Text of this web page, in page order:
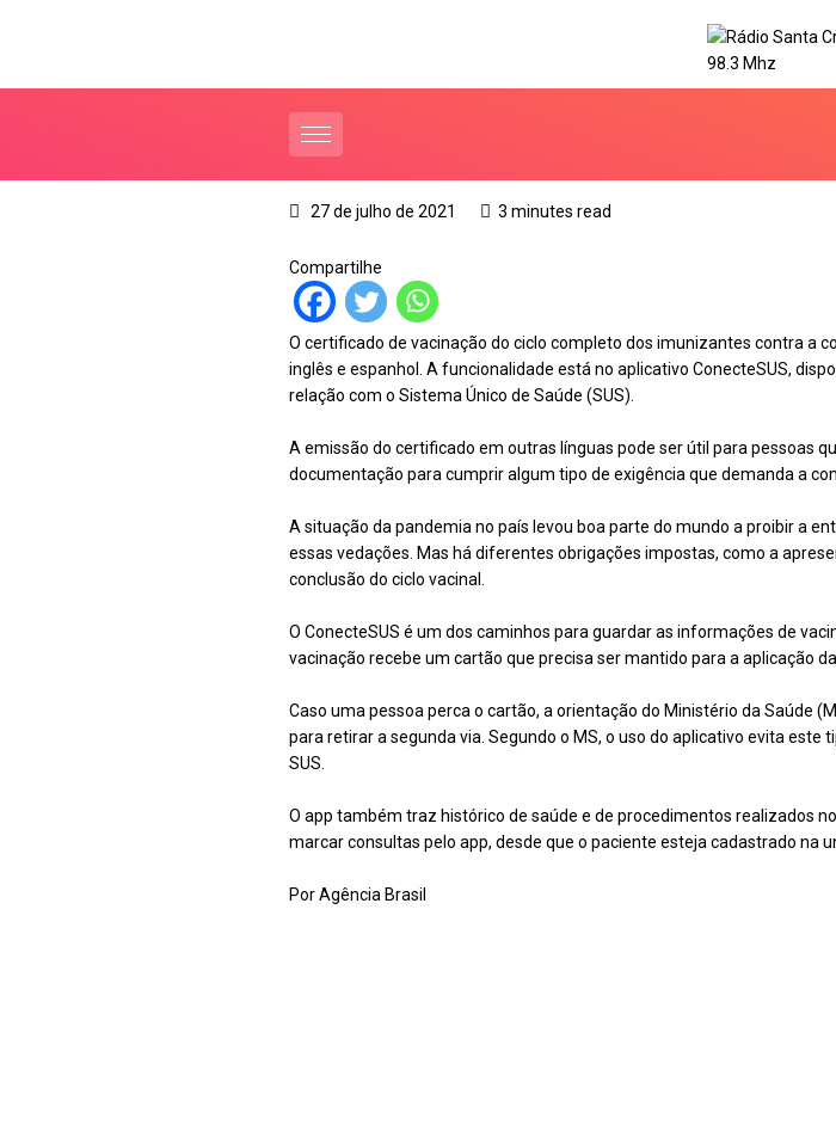
27 de julho de 2021 3 minutes read
Compartilhe
O certificado de vacinação do ciclo completo dos imunizantes contra a
inglês e espanhol. A funcionalidade está no aplicativo ConecteSUS,
relação com o Sistema Único de Saúde (SUS).
A emissão do certificado em outras línguas pode ser útil para pessoas
documentação para cumprir algum tipo de exigência que demanda a
A situação da pandemia no país levou boa parte do mundo a proibir a
essas vedações. Mas há diferentes obrigações impostas, como a
conclusão do ciclo vacinal.
O ConecteSUS é um dos caminhos para guardar as informações de
vacinação recebe um cartão que precisa ser mantido para a aplicação
Caso uma pessoa perca o cartão, a orientação do Ministério da Saúde
para retirar a segunda via. Segundo o MS, o uso do aplicativo evita
SUS.
O app também traz histórico de saúde e de procedimentos realizados
marcar consultas pelo app, desde que o paciente esteja cadastrado na
Por Agência Brasil